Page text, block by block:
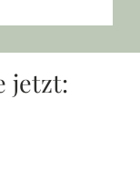
jetzt: